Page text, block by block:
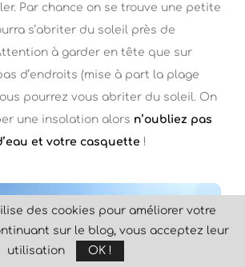
Par chance on se trouve une petite
s’abriter du soleil près de
à garder en tête que sur
d’endroits (mise à part la plage
pourrez vous abriter du soleil. On
une insolation alors n’oubliez pas
et votre casquette !
des cookies pour améliorer votre
sur le blog, vous acceptez leur
utilisation
OK !